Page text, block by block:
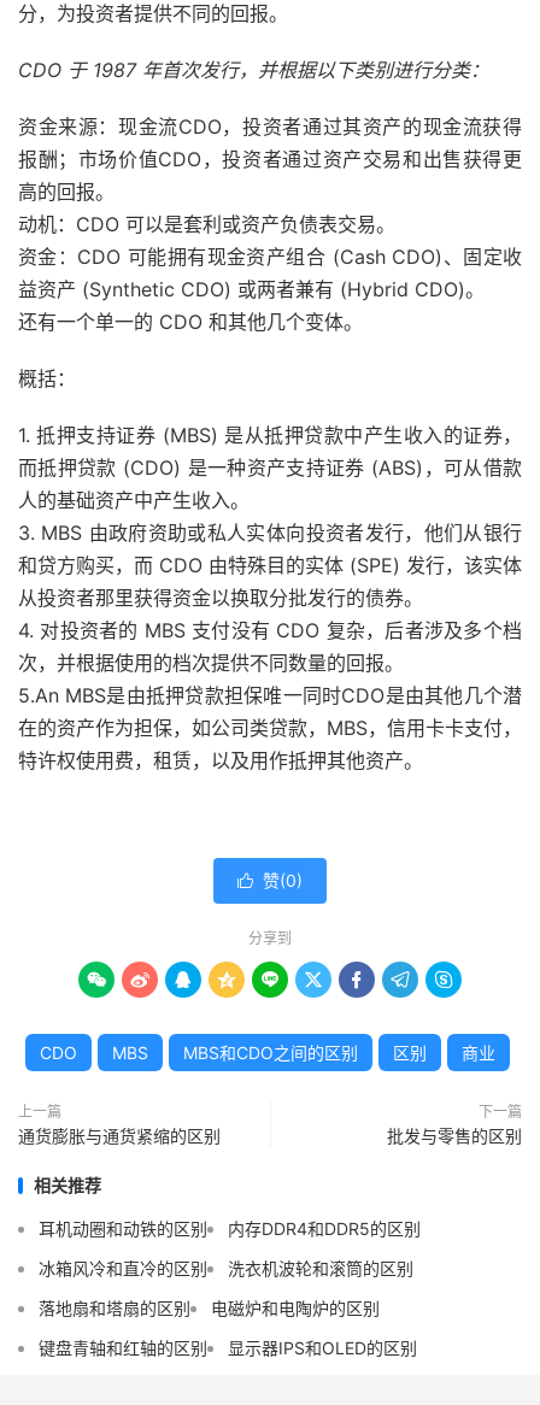
分，为投资者提供不同的回报。
CDO 于 1987 年首次发行，并根据以下类别进行分类：
资金来源：现金流CDO，投资者通过其资产的现金流获得
报酬；市场价值CDO，投资者通过资产交易和出售获得更
高的回报。
动机：CDO 可以是套利或资产负债表交易。
资金：CDO 可能拥有现金资产组合 (Cash CDO)、固定收
益资产 (Synthetic CDO) 或两者兼有 (Hybrid CDO)。
还有一个单一的 CDO 和其他几个变体。
概括：
1. 抵押支持证券 (MBS) 是从抵押贷款中产生收入的证券，
而抵押贷款 (CDO) 是一种资产支持证券 (ABS)，可从借款
人的基础资产中产生收入。
3. MBS 由政府资助或私人实体向投资者发行，他们从银行
和贷方购买，而 CDO 由特殊目的实体 (SPE) 发行，该实体
从投资者那里获得资金以换取分批发行的债券。
4. 对投资者的 MBS 支付没有 CDO 复杂，后者涉及多个档
次，并根据使用的档次提供不同数量的回报。
5.An MBS是由抵押贷款担保唯一同时CDO是由其他几个潜
在的资产作为担保，如公司类贷款，MBS，信用卡卡支付，
特许权使用费，租赁，以及用作抵押其他资产。
 赞(0)
分享到
        
CDO MBS MBS和CDO之间的区别 区别 商业
上一篇
通货膨胀与通货紧缩的区别
下一篇
批发与零售的区别
相关推荐
耳机动圈和动铁的区别
内存DDR4和DDR5的区别
冰箱风冷和直冷的区别
洗衣机波轮和滚筒的区别
落地扇和塔扇的区别
电磁炉和电陶炉的区别
键盘青轴和红轴的区别
显示器IPS和OLED的区别